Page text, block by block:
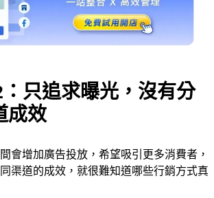
只追求曝光，沒有分
成效
會增加廣告投放，希望吸引更多消費者，
渠道的成效，就很難知道哪些行銷方式真